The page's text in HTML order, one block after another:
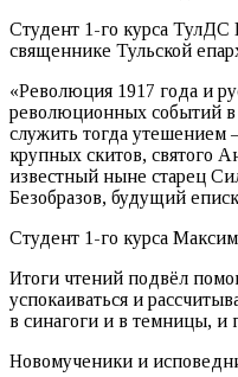
Студент 1-го курса ТулДС
священнике Тульской
«Революция 1917 года и
революционных событий в
служить тогда утешением
крупных скитов, святого
известный ныне старец
Безобразов, будущий
Студент 1-го курса
Итоги чтений подвёл
успокаиваться и
в синагоги и в темницы, и
Новомученики и